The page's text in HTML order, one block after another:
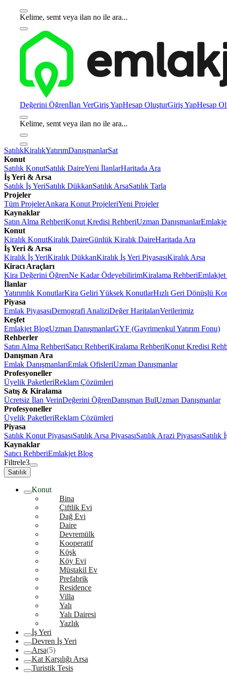
Kelime, semt veya ilan no ile ara...
Değerini Öğrenİlan VerGiriş YapHesap OluşturGiriş YapHesap
Kelime, semt veya ilan no ile ara...
SatılıkKiralıkYatırımDanışmanlarSat
Konut
Satılık KonutSatılık DaireYeni İlanlarHaritada Ara
İş Yeri & Arsa
Satılık İş YeriSatılık DükkanSatılık ArsaSatılık Tarla
Projeler
Tüm ProjelerAnkara Konut ProjeleriYeni Projeler
Kaynaklar
Satın Alma RehberiKonut Kredisi RehberiUzman Danışmanlar
Konut
Kiralık KonutKiralık DaireGünlük Kiralık DaireHaritada Ara
İş Yeri & Arsa
Kiralık İş YeriKiralık DükkanKiralık İş Yeri PiyasasıKiralık Arsa
Kiracı Araçları
Kira Değerini ÖğrenNe Kadar ÖdeyebilirimKiralama Rehberi
İlanlar
Yatırımlık KonutlarKira Geliri Yüksek KonutlarHızlı Geri Dönüşlü
Piyasa
Emlak PiyasasıDemografi AnaliziDeğer HaritalarıVerilerimiz
Keşfet
Emlakjet BlogUzman DanışmanlarGYF (Gayrimenkul Yatırım Fonu)
Rehberler
Satın Alma RehberiSatıcı RehberiKiralama RehberiKonut Kredisi
Danışman Ara
Emlak DanışmanlarıEmlak OfisleriUzman Danışmanlar
Profesyoneller
Üyelik PaketleriReklam Çözümleri
Satış & Kiralama
Ücretsiz İlan VerinDeğerini ÖğrenDanışman BulUzman Danışmanlar
Profesyoneller
Üyelik PaketleriReklam Çözümleri
Piyasa
Satılık Konut PiyasasıSatılık Arsa PiyasasıSatılık Arazi PiyasasıSatılık
Kaynaklar
Satıcı RehberiEmlakjet Blog
Filtrele3
Satılık
Konut
Bina
Çiftlik Evi
Dağ Evi
Daire
Devremülk
Kooperatif
Köşk
Köy Evi
Müstakil Ev
Prefabrik
Residence
Villa
Yalı
Yalı Dairesi
Yazlık
İş Yeri
Devren İş Yeri
Arsa(5)
Kat Karşılığı Arsa
Turistik Tesis